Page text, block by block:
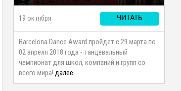
ЧИТАТЬ
19 октября
Barcelona Dance Award пройдет с 29 марта по
02 апреля 2018 года - танцевальный
чемпионат для школ, компаний и групп со
всего мира! далее